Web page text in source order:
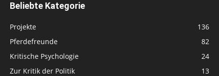
Beliebte Kategorie
Projekte
136
Pferdefreunde
82
Kritische Psychologie
24
Zur Kritik der Politik
13